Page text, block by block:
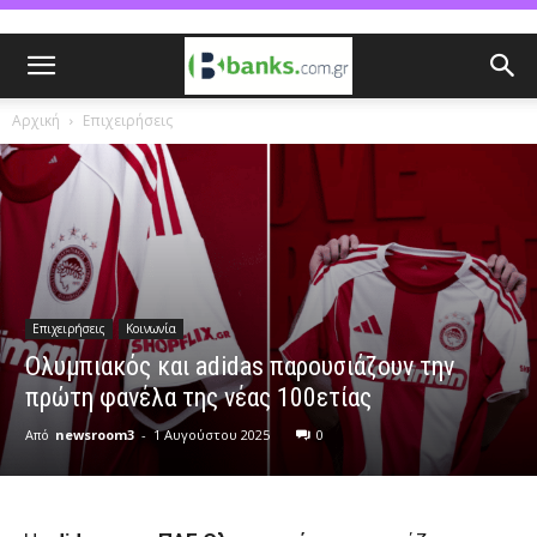
Αρχική Επιχειρήσεις
Επιχειρήσεις Κοινωνία
Ολυμπιακός και adidas παρουσιάζουν την
πρώτη φανέλα της νέας 100ετίας
Από newsroom3 - 1 Αυγούστου 2025 0